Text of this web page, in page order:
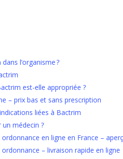
l’organisme ?
est-elle appropriée ?
– prix bas et sans prescription
liées à Bactrim
médecin ?
en ligne en France –
– livraison rapide en ligne